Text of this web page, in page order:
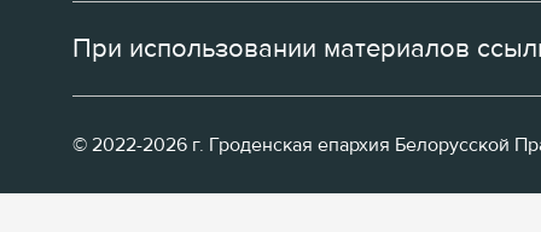
При использовании материалов
© 2022-2026 г. Гроденская епархия Белорусской